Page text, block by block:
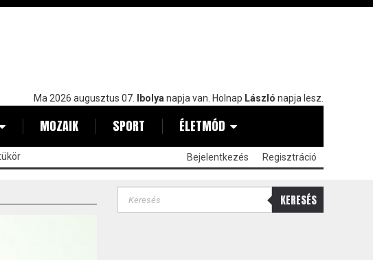
Ma 2026 augusztus 07. Ibolya napja van. Holnap László napja lesz.
MOZAIK SPORT ÉLETMÓD
Bejelentkezés Regisztráció
KERESÉS